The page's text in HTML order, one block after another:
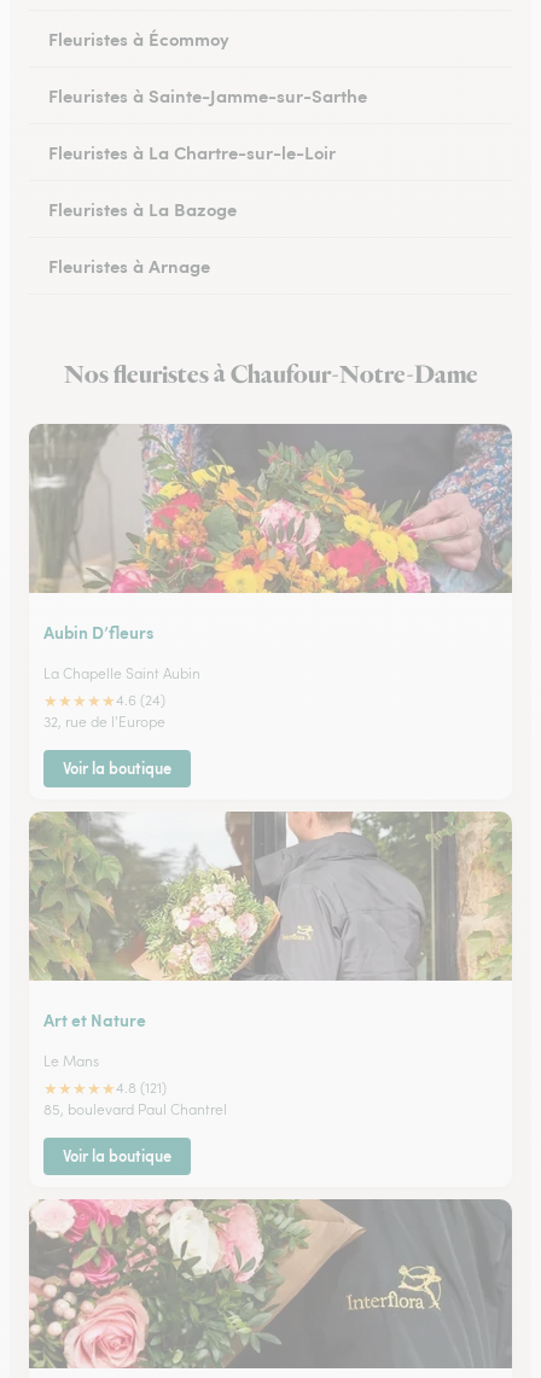
Fleuristes à Écommoy
Fleuristes à Sainte-Jamme-sur-Sarthe
Fleuristes à La Chartre-sur-le-Loir
Fleuristes à La Bazoge
Fleuristes à Arnage
Fleuristes à Conlie
Nos fleuristes à Chaufour-Notre-Dame
Aubin D’fleurs
La Chapelle Saint Aubin
★★★★★4.6 (24)
32, rue de l'Europe
Voir la boutique
Art et Nature
Le Mans
★★★★★4.8 (121)
85, boulevard Paul Chantrel
Voir la boutique